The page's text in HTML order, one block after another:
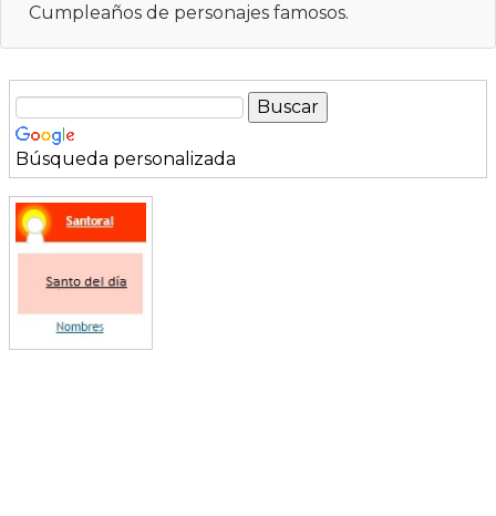
Cumpleaños de personajes famosos.
Búsqueda personalizada